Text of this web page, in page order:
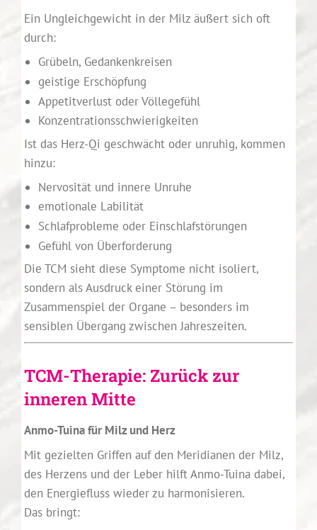
Ein Ungleichgewicht in der Milz äußert sich oft
durch:
Grübeln, Gedankenkreisen
geistige Erschöpfung
Appetitverlust oder Völlegefühl
Konzentrationsschwierigkeiten
Ist das Herz-Qi geschwächt oder unruhig, kommen
hinzu:
Nervosität und innere Unruhe
emotionale Labilität
Schlafprobleme oder Einschlafstörungen
Gefühl von Überforderung
Die TCM sieht diese Symptome nicht isoliert,
sondern als Ausdruck einer Störung im
Zusammenspiel der Organe – besonders im
sensiblen Übergang zwischen Jahreszeiten.
TCM-Therapie: Zurück zur
inneren Mitte
Anmo-Tuina für Milz und Herz
Mit gezielten Griffen auf den Meridianen der Milz,
des Herzens und der Leber hilft Anmo-Tuina dabei,
den Energiefluss wieder zu harmonisieren.
Das bringt: